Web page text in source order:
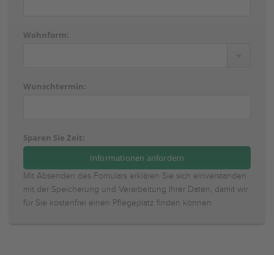
Wohnform:
Wunschtermin:
Sparen Sie Zeit:
Mit Absenden des Fomulars erklären Sie sich einverstanden
mit der Speicherung und Verarbeitung Ihrer Daten, damit wir
für Sie kostenfrei einen Pflegeplatz finden können.